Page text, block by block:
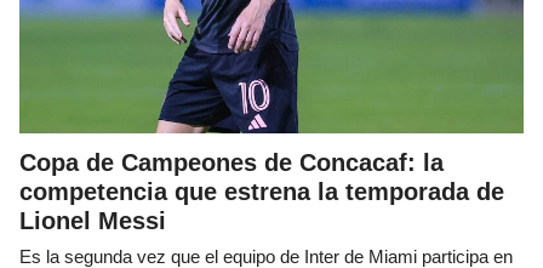
Copa de Campeones de Concacaf: la
competencia que estrena la temporada de
Lionel Messi
Es la segunda vez que el equipo de Inter de Miami participa en